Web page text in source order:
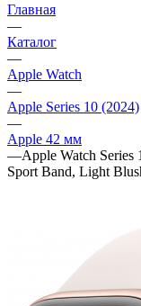
Главная
—
Каталог
—
Apple Watch
—
Apple Series 10 (2024)
—
Apple 42 мм
—Apple Watch Series
Sport Band, Light